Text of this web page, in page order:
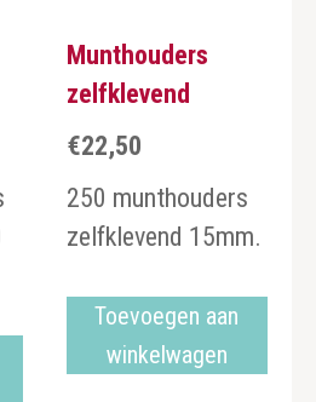
Munthouders
zelfklevend
€22,50
250 munthouders
zelfklevend 15mm.
Toevoegen aan
winkelwagen